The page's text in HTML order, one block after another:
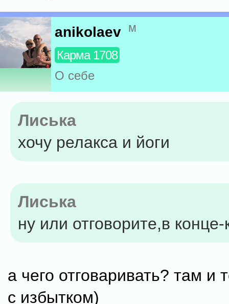
anikolaev м
Карма 1708
О себе
Лиська
хочу релакса и йоги
Лиська
ну или отговорите,в
а чего отговаривать? там и
с избытком)